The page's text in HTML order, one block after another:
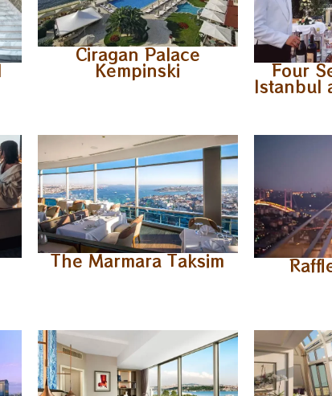
Ciragan Palace
Kempinski Four
Istanbul
The Marmara Taksim